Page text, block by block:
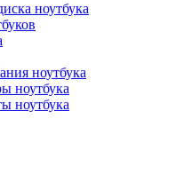
ноутбука
ноутбука
ноутбука
ноутбука